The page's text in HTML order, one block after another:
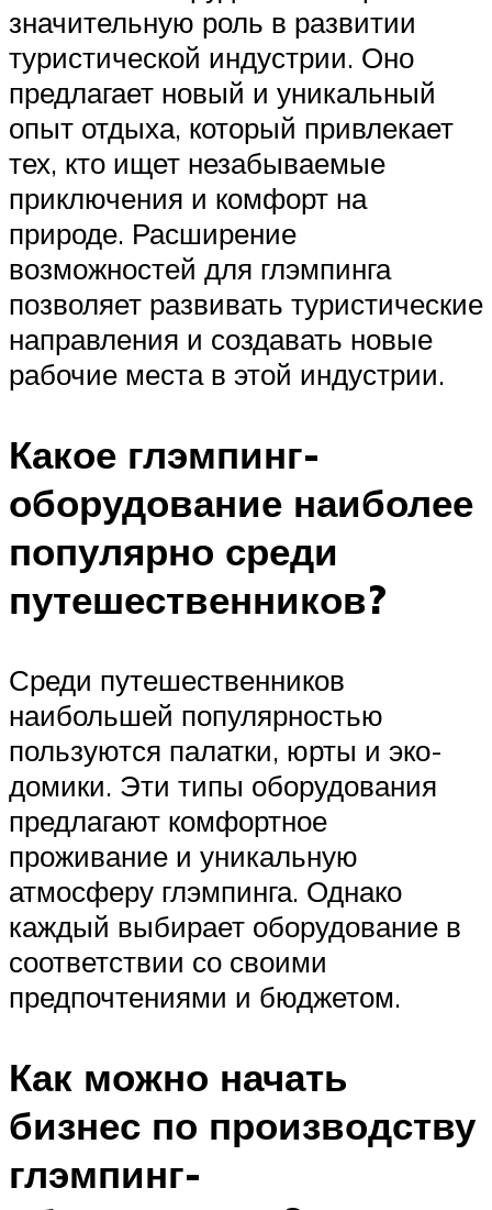
значительную роль в развитии
туристической индустрии. Оно
предлагает новый и уникальный
опыт отдыха, который привлекает
тех, кто ищет незабываемые
приключения и комфорт на
природе. Расширение
возможностей для глэмпинга
позволяет развивать туристические
направления и создавать новые
рабочие места в этой индустрии.
Какое глэмпинг-
оборудование наиболее
популярно среди
путешественников?
Среди путешественников
наибольшей популярностью
пользуются палатки, юрты и эко-
домики. Эти типы оборудования
предлагают комфортное
проживание и уникальную
атмосферу глэмпинга. Однако
каждый выбирает оборудование в
соответствии со своими
предпочтениями и бюджетом.
Как можно начать
бизнес по производству
глэмпинг-